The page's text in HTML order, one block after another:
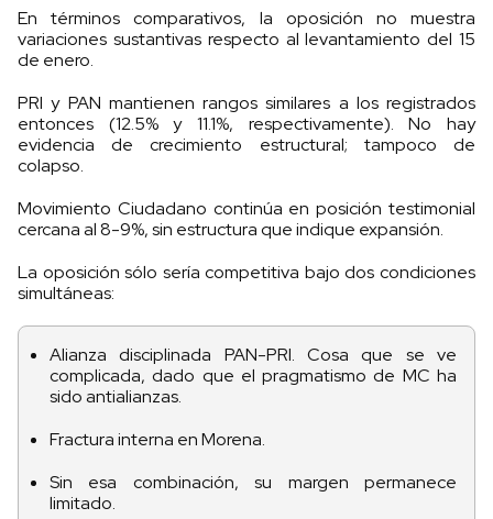
En términos comparativos, la oposición no muestra
variaciones sustantivas respecto al levantamiento del 15
de enero.
PRI y PAN mantienen rangos similares a los registrados
entonces (12.5% y 11.1%, respectivamente). No hay
evidencia de crecimiento estructural; tampoco de
colapso.
Movimiento Ciudadano continúa en posición testimonial
cercana al 8-9%, sin estructura que indique expansión.
La oposición sólo sería competitiva bajo dos condiciones
simultáneas:
Alianza disciplinada PAN-PRI. Cosa que se ve
complicada, dado que el pragmatismo de MC ha
sido antialianzas.
Fractura interna en Morena.
Sin esa combinación, su margen permanece
limitado.